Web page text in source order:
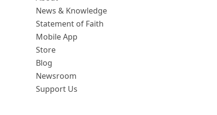
News & Knowledge
Statement of Faith
Mobile App
Store
Blog
Newsroom
Support Us